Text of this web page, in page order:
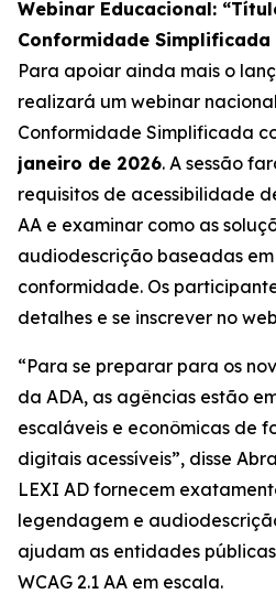
Webinar Educacional:
Conformidade Simplificada
Para apoiar ainda mais o
realizará um webinar
Conformidade Simplificada
janeiro de 2026. A sessão
requisitos de acessibilidade
AA e examinar como as
audiodescrição baseadas
conformidade. Os
detalhes e se inscrever no
“Para se preparar para os
da ADA, as agências estão
escaláveis e econômicas de
digitais acessíveis”, disse
LEXI AD fornecem
legendagem e
ajudam as entidades
WCAG 2.1 AA em escala.